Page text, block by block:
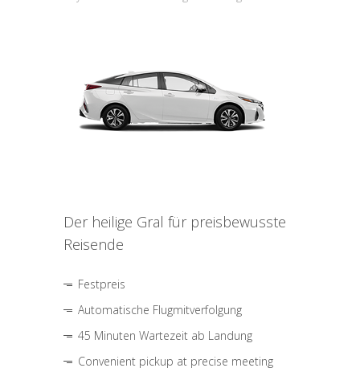
Der heilige Gral für preisbewusste
Reisende
Festpreis
Automatische Flugmitverfolgung
45 Minuten Wartezeit ab Landung
Convenient pickup at precise meeting